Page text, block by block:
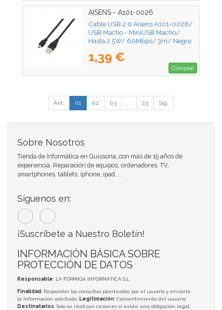
AISENS - A101-0026
Cable USB 2.0 Aisens A101-0026/
USB Macho - MiniUSB Macho/
Hasta 2.5W/ 60Mbps/ 3m/ Negro
1,39 €
Comprar
Ant. 01 02 03 ... 23 Sig.
Sobre Nosotros
Tienda de Informática en Guissona, con más de 15 años de
experiencia. Reparación de equipos, ordenadores, TV,
smartphones, tablets, iphone, ipad ....
Síguenos en:
¡Suscríbete a Nuestro Boletín!
INFORMACIÓN BÁSICA SOBRE
PROTECCIÓN DE DATOS
Responsable: LA FORMIGA INFORMATICA S.L.
Finalidad: Responder las consultas planteadas por el usuario y enviarle
la información solicitada; Legitimación: Consentimiento del usuario;
Destinatarios: Solo se realizan cesiones si existe una obligación legal;